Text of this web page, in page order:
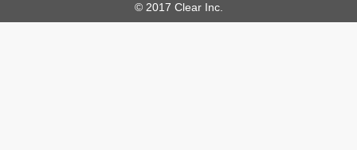
© 2017 Clear Inc.